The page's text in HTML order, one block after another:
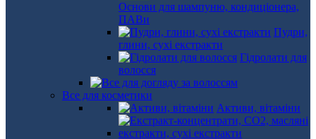
Основи для шампуню, кондиціонера,
ПАВи
Пудри,
глини, сухі екстракти
Гідролати для
волосся
Все для косметики
Активи, вітаміни